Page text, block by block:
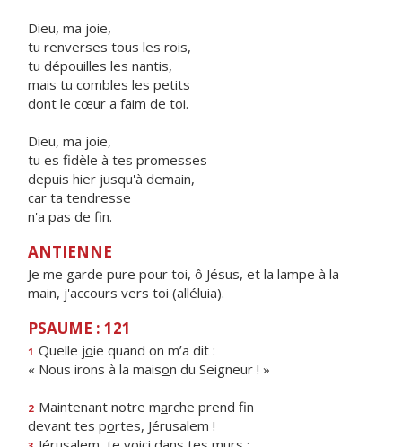
Dieu, ma joie,
tu renverses tous les rois,
tu dépouilles les nantis,
mais tu combles les petits
dont le cœur a faim de toi.
Dieu, ma joie,
tu es fidèle à tes promesses
depuis hier jusqu'à demain,
car ta tendresse
n'a pas de fin.
ANTIENNE
Je me garde pure pour toi, ô Jésus, et la lampe à la
main, j'accours vers toi (alléluia).
PSAUME : 121
1 Quelle joie quand on m’a dit :
« Nous irons à la maison du Seigneur ! »
2 Maintenant notre marche prend fin
devant tes portes, Jérusalem !